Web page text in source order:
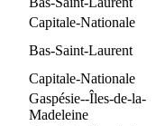
Capitale-Nationale
Bas-Saint-Laurent
Capitale-Nationale
Gaspésie--Îles-de-la-
Madeleine